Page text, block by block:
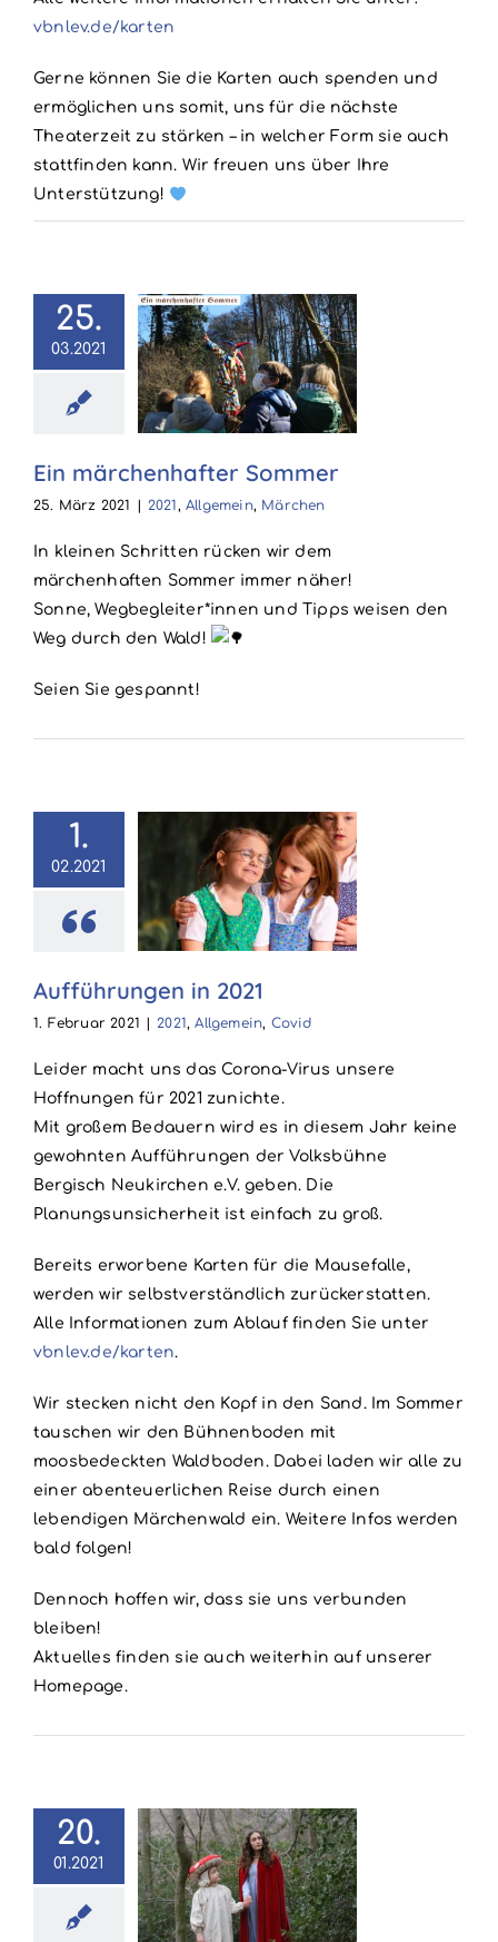
vbnlev.de/karten
Gerne können Sie die Karten auch spenden und
ermöglichen uns somit, uns für die nächste
Theaterzeit zu stärken – in welcher Form sie auch
stattfinden kann. Wir freuen uns über Ihre
Unterstützung!
25.
03.2021
Ein märchenhafter Sommer
25. März 2021 2021 ,Allgemein, Märchen
In kleinen Schritten rücken wir dem
märchenhaften Sommer immer näher!
Sonne, Wegbegleiter*innen und Tipps weisen den
Weg durch den Wald!
Seien Sie gespannt!
1.
02.2021
in
Aufführungen in 2021
1. Februar 2021 2021,Allgemein, Covid
Leider macht uns das Corona-Virus unsere
Hoffnungen für 2021 zunichte.
Mit großem Bedauern wird es in diesem Jahr keine
gewohnten Aufführungen der Volksbühne
Bergisch Neukirchen e.V. geben. Die
Planungsunsicherheit ist einfach zu groß.
Bereits erworbene Karten für die Mausefalle,
werden wir selbstverständlich zurückerstatten.
Alle Informationen zum Ablauf finden Sie unter
vbnlev.de/karten.
Wir stecken nicht den Kopf in den Sand. Im Sommer
tauschen wir den Bühnenboden mit
moosbedeckten Waldboden. Dabei laden wir alle zu
einer abenteuerlichen Reise durch einen
lebendigen Märchenwald ein. Weitere Infos werden
bald folgen!
Dennoch hoffen wir, dass sie uns verbunden
bleiben!
Aktuelles finden sie auch weiterhin auf unserer
Homepage.
20.
01.2021